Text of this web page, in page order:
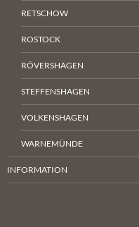
RETSCHOW
ROSTOCK
RÖVERSHAGEN
STEFFENSHAGEN
VOLKENSHAGEN
WARNEMÜNDE
INFORMATION